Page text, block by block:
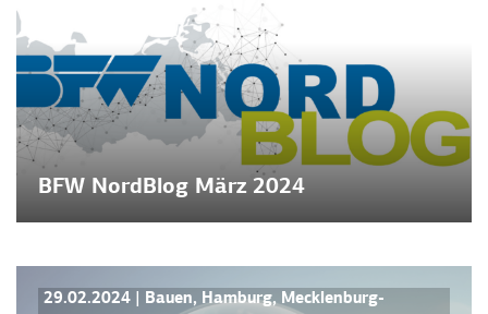
BFW NordBlog März 2024
29.02.2024 Bauen, Hamburg, Mecklenburg-